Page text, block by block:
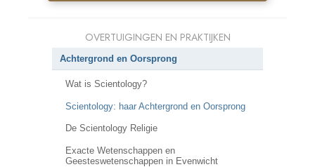
OVERTUIGINGEN EN PRAKTIJKEN
Achtergrond en Oorsprong
Wat is Scientology?
Scientology: haar Achtergrond en Oorsprong
De Scientology Religie
Exacte Wetenschappen en
Geesteswetenschappen in Evenwicht